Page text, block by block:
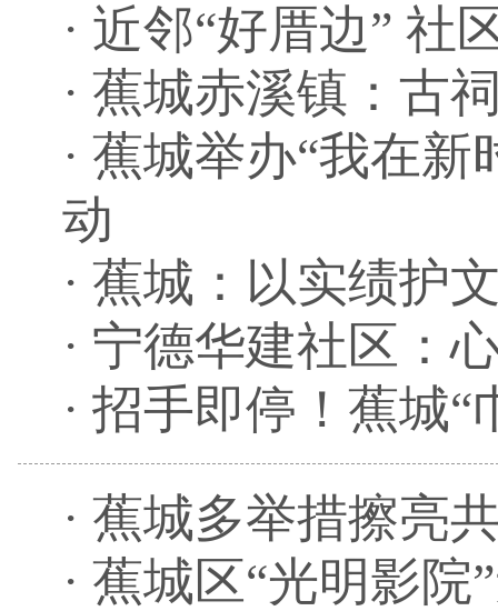
· 近邻“好厝边” 社
· 蕉城赤溪镇：古
· 蕉城举办“我在新
动
· 蕉城：以实绩护
· 宁德华建社区：
· 招手即停！蕉城“
· 蕉城多举措擦亮
· 蕉城区“光明影院